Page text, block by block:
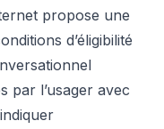
propose une
d’éligibilité
par l’usager avec